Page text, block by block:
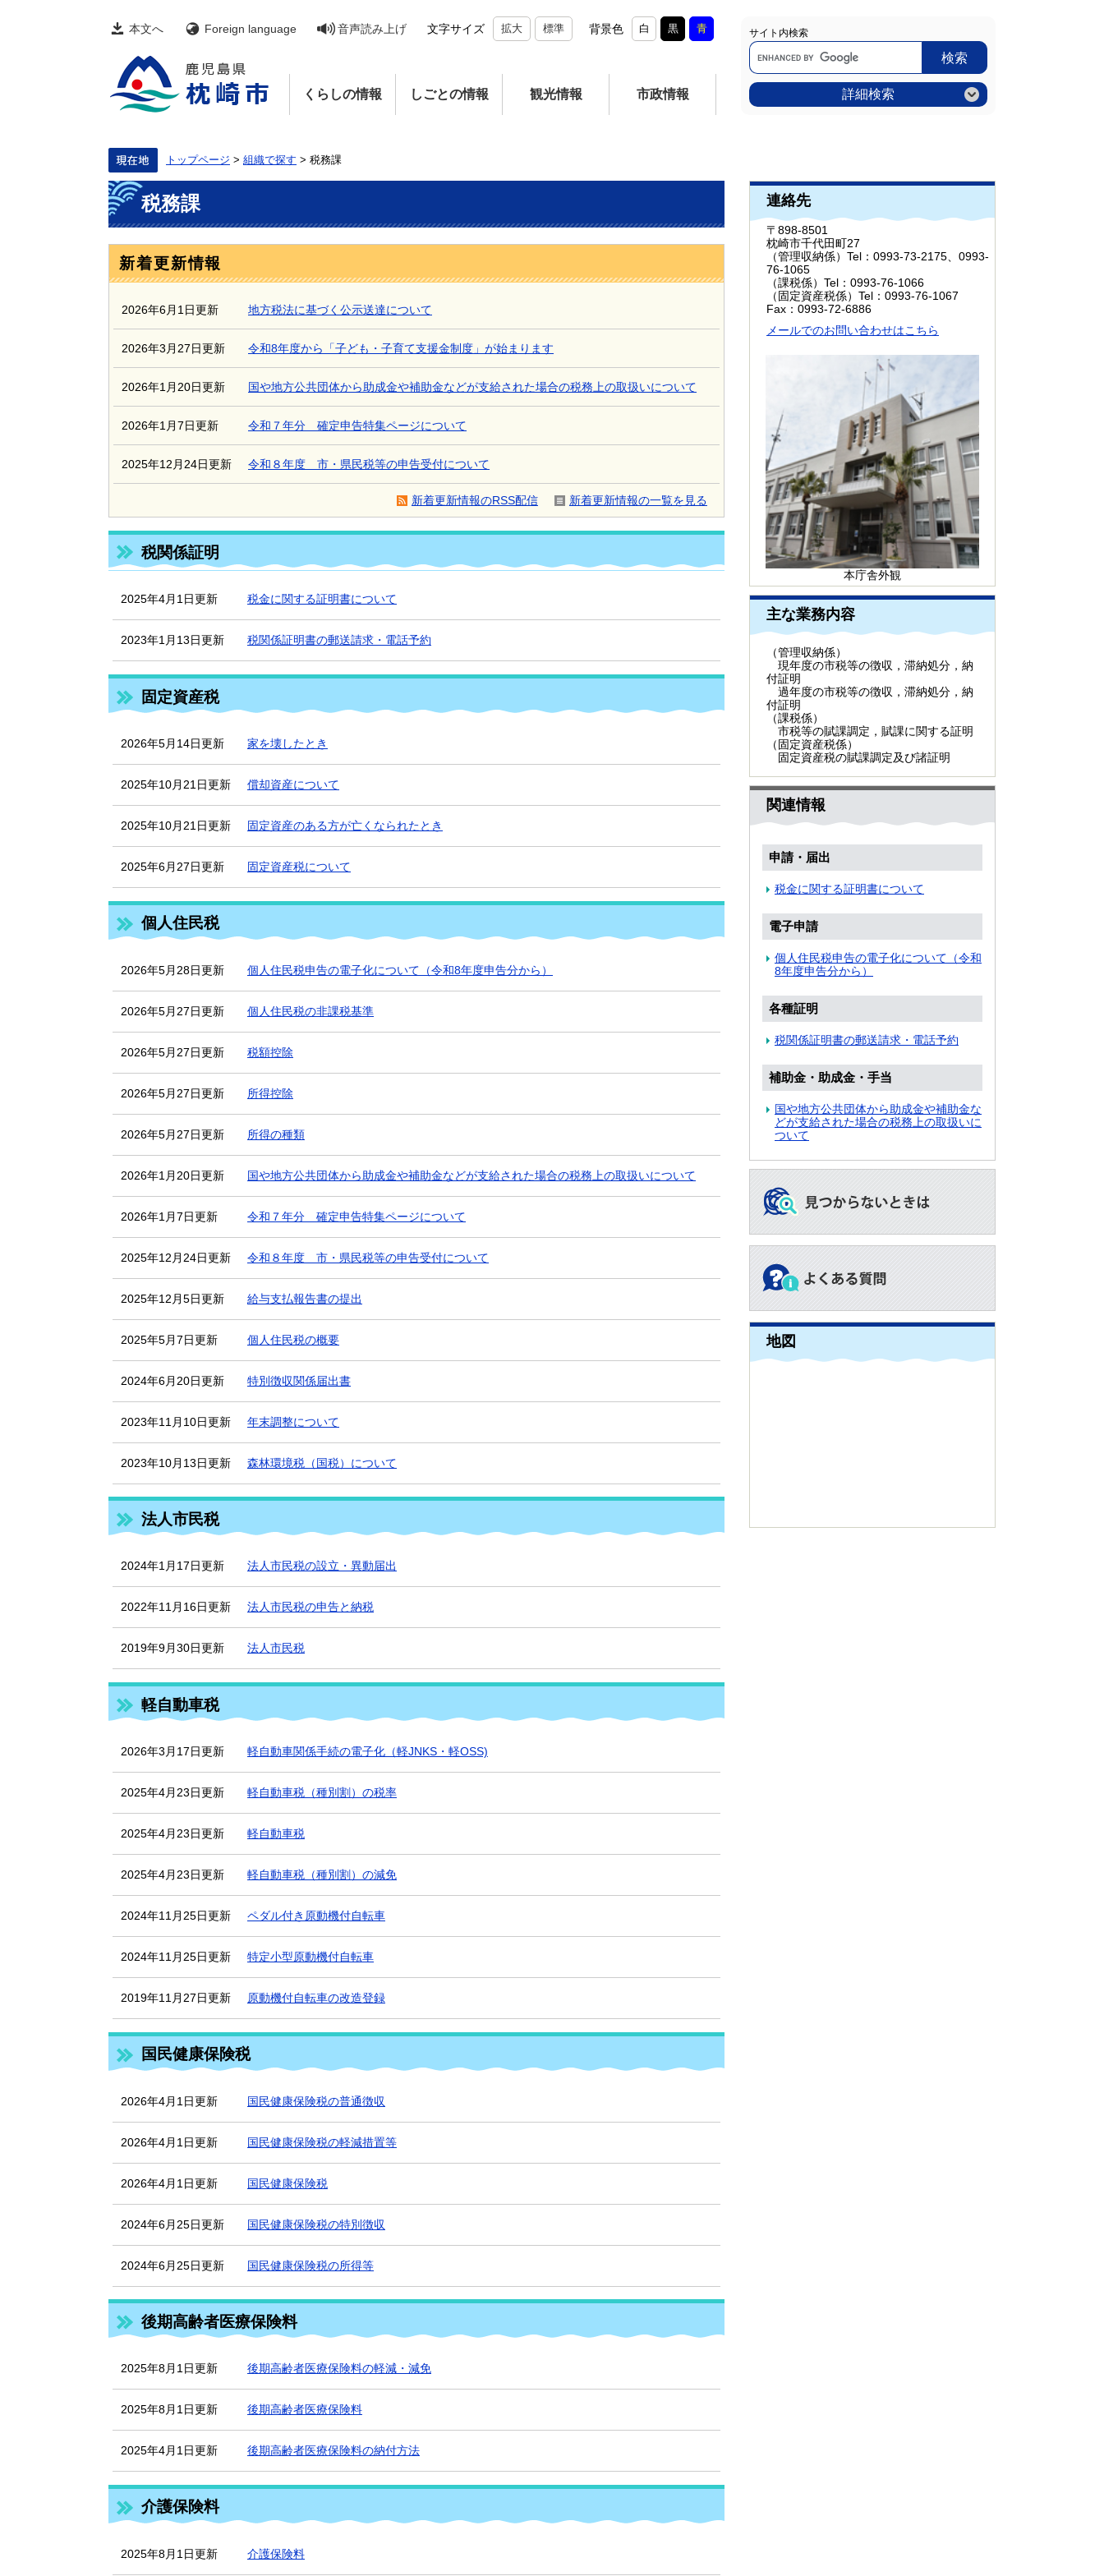
本文へ Foreign language 音声読み上げ 文字サイズ 拡大 標準 背景色 白 黒 青
くらしの情報 しごとの情報 観光情報 市政情報
サイト内検索
Google
カ
ス
タ
ム
検
詳細検索
トップページ > 組織で探す > 税務課
本
文
税務課
新着更新情報
2026年6月1日更新 地方税法に基づく公示送達について
2026年3月27日更新 令和8年度から「子ども・子育て支援金制度」が始まります
2026年1月20日更新 国や地方公共団体から助成金や補助金などが支給された場合の税務上の取扱いについて
2026年1月7日更新 令和７年分 確定申告特集ページについて
2025年12月24日更新 令和８年度 市・県民税等の申告受付について
新着更新情報のRSS配信 新着更新情報の一覧を見る
税関係証明
2025年4月1日更新 税金に関する証明書について
2023年1月13日更新 税関係証明書の郵送請求・電話予約
固定資産税
2026年5月14日更新 家を壊したとき
2025年10月21日更新 償却資産について
2025年10月21日更新 固定資産のある方が亡くなられたとき
2025年6月27日更新 固定資産税について
個人住民税
2026年5月28日更新 個人住民税申告の電子化について（令和8年度申告分から）
2026年5月27日更新 個人住民税の非課税基準
2026年5月27日更新 税額控除
2026年5月27日更新 所得控除
2026年5月27日更新 所得の種類
2026年1月20日更新 国や地方公共団体から助成金や補助金などが支給された場合の税務上の取扱いについて
2026年1月7日更新 令和７年分 確定申告特集ページについて
2025年12月24日更新 令和８年度 市・県民税等の申告受付について
2025年12月5日更新 給与支払報告書の提出
2025年5月7日更新 個人住民税の概要
2024年6月20日更新 特別徴収関係届出書
2023年11月10日更新 年末調整について
2023年10月13日更新 森林環境税（国税）について
法人市民税
2024年1月17日更新 法人市民税の設立・異動届出
2022年11月16日更新 法人市民税の申告と納税
2019年9月30日更新 法人市民税
軽自動車税
2026年3月17日更新 軽自動車関係手続の電子化（軽JNKS・軽OSS)
2025年4月23日更新 軽自動車税（種別割）の税率
2025年4月23日更新 軽自動車税
2025年4月23日更新 軽自動車税（種別割）の減免
2024年11月25日更新 ペダル付き原動機付自転車
2024年11月25日更新 特定小型原動機付自転車
2019年11月27日更新 原動機付自転車の改造登録
国民健康保険税
2026年4月1日更新 国民健康保険税の普通徴収
2026年4月1日更新 国民健康保険税の軽減措置等
2026年4月1日更新 国民健康保険税
2024年6月25日更新 国民健康保険税の特別徴収
2024年6月25日更新 国民健康保険税の所得等
後期高齢者医療保険料
2025年8月1日更新 後期高齢者医療保険料の軽減・減免
2025年8月1日更新 後期高齢者医療保険料
2025年4月1日更新 後期高齢者医療保険料の納付方法
介護保険料
2025年8月1日更新 介護保険料
連絡先
〒898-8501
枕崎市千代田町27
（管理収納係） Tel：0993-73-2175、0993-
76-1065
（課税係） Tel：0993-76-1066
（固定資産税係） Tel：0993-76-1067
Fax：0993-72-6886
メールでのお問い合わせはこちら
本庁舎外観
主な業務内容
（管理収納係）
現年度の市税等の徴収，滞納処分，納
付証明
過年度の市税等の徴収，滞納処分，納
付証明
（課税係）
市税等の賦課調定，賦課に関する証明
（固定資産税係）
固定資産税の賦課調定及び諸証明
関連情報
申請・届出
税金に関する証明書について
電子申請
個人住民税申告の電子化について（令和
8年度申告分から）
各種証明
税関係証明書の郵送請求・電話予約
補助金・助成金・手当
国や地方公共団体から助成金や補助金な
どが支給された場合の税務上の取扱いに
ついて
地図